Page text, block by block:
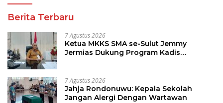
Berita Terbaru
7 Agustus 2026
Ketua MKKS SMA se-Sulut Jemmy
Jermias Dukung Program Kadis
7 Agustus 2026
Jahja Rondonuwu: Kepala Sekolah
Jangan Alergi Dengan Wartawan